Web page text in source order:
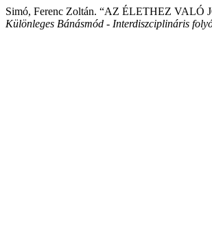
Simó, Ferenc Zoltán. “AZ ÉLETHEZ
Különleges Bánásmód - Interdiszciplináris